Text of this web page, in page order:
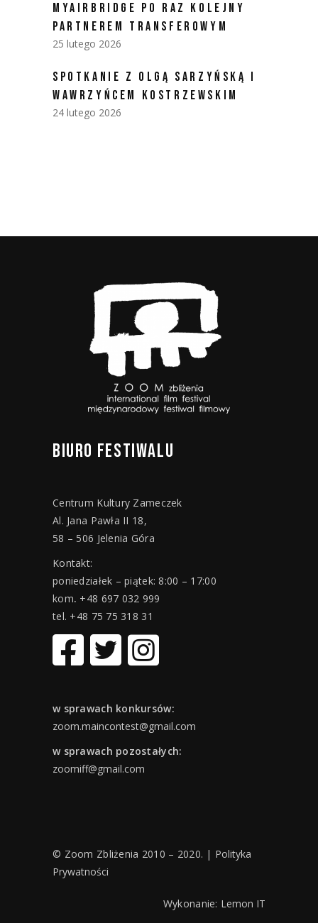
MYAIRBRIDGE PO RAZ KOLEJNY
PARTNEREM TRANSFEROWYM
25 lutego 2026
SPOTKANIE Z OLGĄ SARZYŃSKĄ I
WAWRZYŃCEM KOSTRZEWSKIM
24 lutego 2026
BIURO FESTIWALU
Centrum Kultury Zameczek
Al. Jana Pawła II 18,
58 – 506 Jelenia Góra
Kontakt:
poniedziałek – piątek: 8:00 – 17:00
kom. +48 697 032 999
tel. +48 75 75 318 31
w sprawach konkursów:
zoom.maincontest@gmail.com
w sprawach pozostałych:
zoomiff@gmail.com
© Zoom Zbliżenia 2010 – 2020. | Polityka
Prywatności
Wykonanie: Lemon IT